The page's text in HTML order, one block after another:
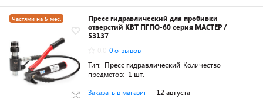
Частями на 5 мес.
Пресс гидравлический для пробивки
отверстий КВТ ПГПО-60 серия МАСТЕР /
53137
0 отзывов
Тип: Пресс гидравлический Количество
предметов: 1 шт.
Заказать в магазин - 12 августа